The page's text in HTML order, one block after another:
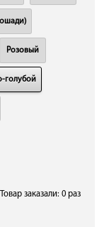
Розовый
голубой
Товар заказали: 0 раз